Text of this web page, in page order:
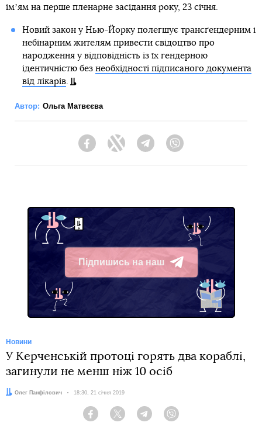
імʼям на перше пленарне засідання року, 23 січня.
Новий закон у Нью-Йорку полегшує трансґендерним і
небінарним жителям привести свідоцтво про
народження у відповідність із їх гендерною
ідентичністю без необхідності підписаного документа
від лікарів.
Автор: Ольга Матвєєва
FacebookTwitter Telegram
Підпишись на наш
Telegram
Новини
У Керченській протоці горять два кораблі,
загинули не менш ніж 10 осіб
Автор:
Олег Панфілович Дата:
18:30, 21 січня 2019
Facebook Twitter Telegram